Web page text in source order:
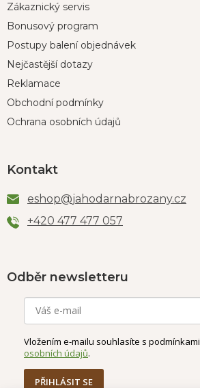
Zákaznický servis
Bonusový program
Postupy balení objednávek
Nejčastější dotazy
Reklamace
Obchodní podmínky
Ochrana osobních údajů
Kontakt
eshop@jahodarnabrozany.cz
+420 477 477 057
Odběr newsletteru
Vložením e-mailu souhlasíte s podmínkami
osobních údajů.
PŘIHLÁSIT SE